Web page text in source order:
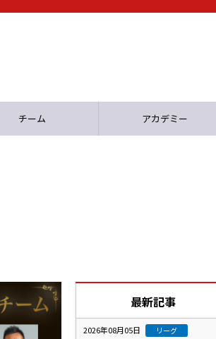
- -
チーム アカデミー
最新記事
2026年08月05日 リーグ